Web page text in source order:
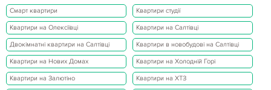
Смарт квартири Квартири студії
Квартири на Олексіївці Квартири на Салтівці
Двокімнатні квартири на Салтівці Квартири в новобудові на Салтівці
Квартири на Нових Домах Квартири на Холодній Горі
Квартири на Залютіно Квартири на ХТЗ